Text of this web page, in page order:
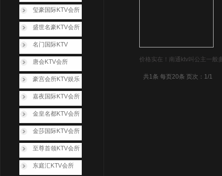
价格实在！南通ktv叫公主一般
共1条 每页20条 页次：1/1
玺豪国际KTV会所
盛世名豪KTV会所
名门国际KTV
唐会KTV会所
豪宫会所KTV娱乐
嘉夜国际KTV会所
金皇名都KTV会所
金莎国际KTV会所
至尊首领KTV会所
东庭汇KTV会所